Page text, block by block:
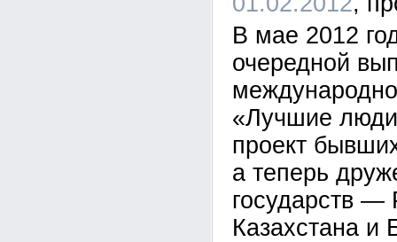
В мае 2012
очередной
«Лучшие
проект
а теперь
государств —
Казахстана и